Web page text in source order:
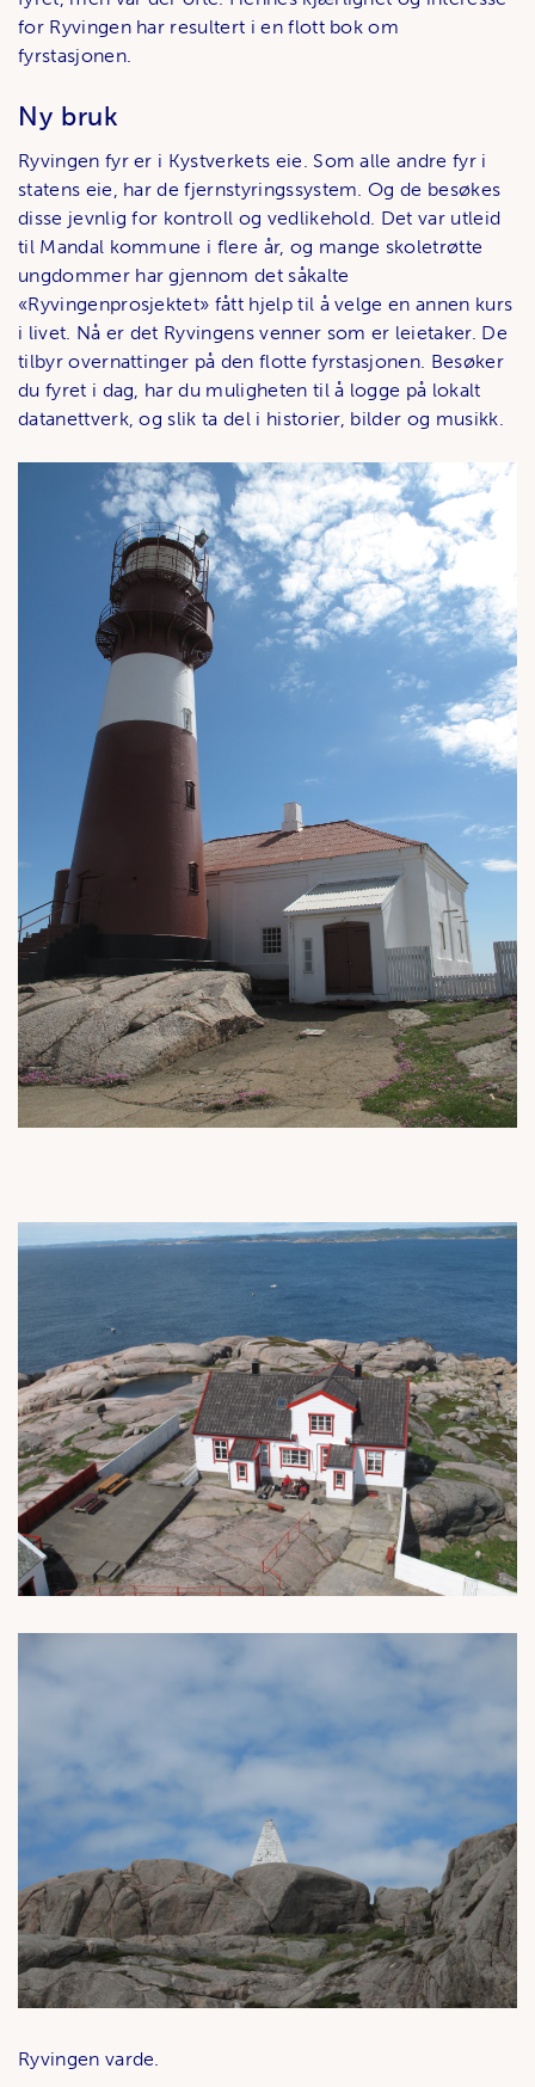
for Ryvingen har resultert i en flott bok om
fyrstasjonen.
Ny bruk
Ryvingen fyr er i Kystverkets eie. Som alle andre fyr i
statens eie, har de fjernstyringssystem. Og de besøkes
disse jevnlig for kontroll og vedlikehold. Det var utleid
til Mandal kommune i flere år, og mange skoletrøtte
ungdommer har gjennom det såkalte
«Ryvingenprosjektet» fått hjelp til å velge en annen kurs
i livet. Nå er det Ryvingens venner som er leietaker. De
tilbyr overnattinger på den flotte fyrstasjonen. Besøker
du fyret i dag, har du muligheten til å logge på lokalt
datanettverk, og slik ta del i historier, bilder og musikk.
Ryvingen varde.